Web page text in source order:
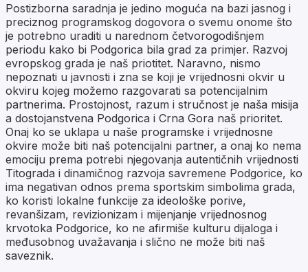
Postizborna saradnja je jedino moguća na bazi jasnog i
preciznog programskog dogovora o svemu onome što
je potrebno uraditi u narednom četvorogodišnjem
periodu kako bi Podgorica bila grad za primjer. Razvoj
evropskog grada je naš priotitet. Naravno, nismo
nepoznati u javnosti i zna se koji je vrijednosni okvir u
okviru kojeg možemo razgovarati sa potencijalnim
partnerima. Prostojnost, razum i stručnost je naša misija
a dostojanstvena Podgorica i Crna Gora naš prioritet.
Onaj ko se uklapa u naše programske i vrijednosne
okvire može biti naš potencijalni partner, a onaj ko nema
emociju prema potrebi njegovanja autentičnih vrijednosti
Titograda i dinamičnog razvoja savremene Podgorice, ko
ima negativan odnos prema sportskim simbolima grada,
ko koristi lokalne funkcije za ideološke porive,
revanšizam, revizionizam i mijenjanje vrijednosnog
krvotoka Podgorice, ko ne afirmiše kulturu dijaloga i
međusobnog uvažavanja i slično ne može biti naš
saveznik.